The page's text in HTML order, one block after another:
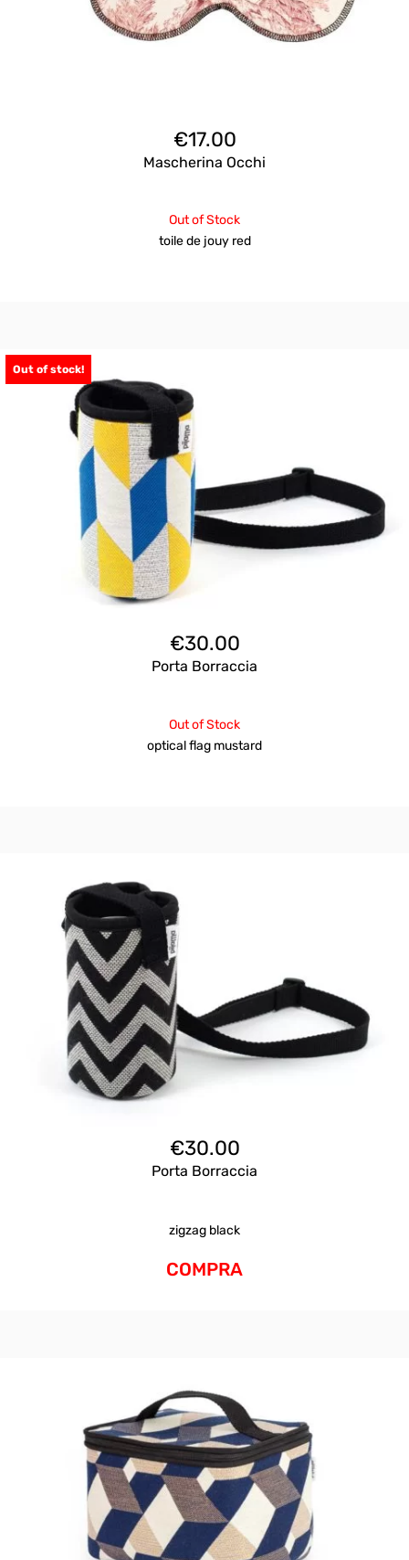
€17.00
Mascherina Occhi
Out of Stock
toile de jouy red
Out of stock!
€30.00
Porta Borraccia
Out of Stock
optical flag mustard
€30.00
Porta Borraccia
zigzag black
COMPRA